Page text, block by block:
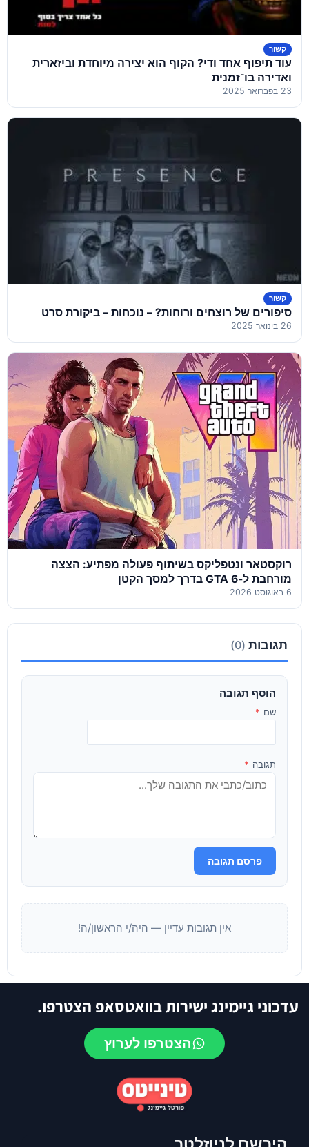
קשור
עוד תיפוף אחד ודי? הקוף הוא יצירה מיוחדת וביזארית
ואדירה בו־זמנית
23 בפברואר 2025
קשור
סיפורים של רוצחים ורוחות? – נוכחות – ביקורת סרט
26 בינואר 2025
רוקסטאר ונטפליקס בשיתוף פעולה מפתיע: הצצה
מורחבת ל-GTA 6 בדרך למסך הקטן
6 באוגוסט 2026
תגובות (0)
הוסף תגובה
שם *
תגובה *
פרסם תגובה
אין תגובות עדיין — היה/י הראשון/ה!
עדכוני גיימינג ישירות בוואטסאפ הצטרפו.
הצטרפו לערוץ